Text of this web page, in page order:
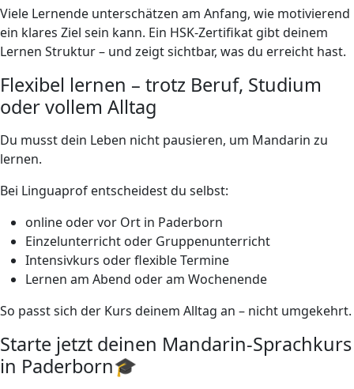
Viele Lernende unterschätzen am Anfang, wie motivierend
ein klares Ziel sein kann. Ein HSK-Zertifikat gibt deinem
Lernen Struktur – und zeigt sichtbar, was du erreicht hast.
Flexibel lernen – trotz Beruf, Studium
oder vollem Alltag
Du musst dein Leben nicht pausieren, um Mandarin zu
lernen.
Bei Linguaprof entscheidest du selbst:
online oder vor Ort in Paderborn
Einzelunterricht oder Gruppenunterricht
Intensivkurs oder flexible Termine
Lernen am Abend oder am Wochenende
So passt sich der Kurs deinem Alltag an – nicht umgekehrt.
Starte jetzt deinen Mandarin-Sprachkurs
in Paderborn🎓